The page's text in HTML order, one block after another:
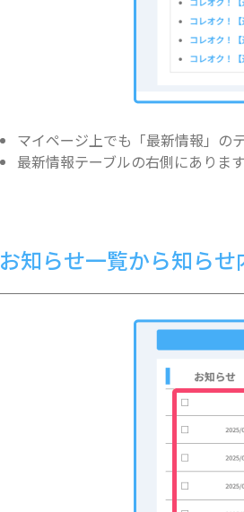
マイページ上でも「最新情報」の
最新情報テーブルの右側にありま
お知らせ一覧から知ら